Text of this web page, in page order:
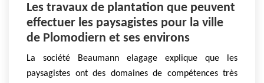
Les travaux de plantation que peuvent
effectuer les paysagistes pour la ville
de Plomodiern et ses environs
La société Beaumann elagage explique que les
paysagistes ont des domaines de compétences très